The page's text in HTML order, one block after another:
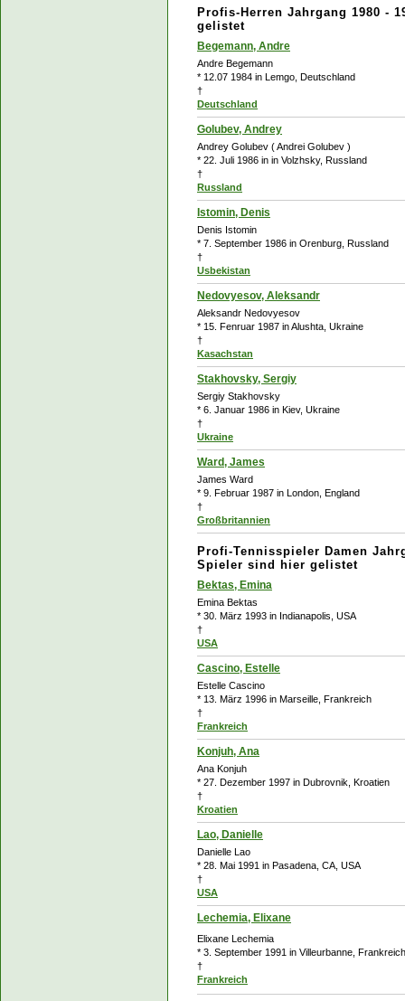
Profis-Herren Jahrgang 1980 -
gelistet
Begemann, Andre
Andre Begemann
* 12.07 1984 in Lemgo, Deutschland
†
Deutschland
Golubev, Andrey
Andrey Golubev ( Andrei Golubev )
* 22. Juli 1986 in in Volzhsky, Russland
†
Russland
Istomin, Denis
Denis Istomin
* 7. September 1986 in Orenburg, Russland
†
Usbekistan
Nedovyesov, Aleksandr
Aleksandr Nedovyesov
* 15. Fenruar 1987 in Alushta, Ukraine
†
Kasachstan
Stakhovsky, Sergiy
Sergiy Stakhovsky
* 6. Januar 1986 in Kiev, Ukraine
†
Ukraine
Ward, James
James Ward
* 9. Februar 1987 in London, England
†
Großbritannien
Profi-Tennisspieler Damen
Spieler sind hier gelistet
Bektas, Emina
Emina Bektas
* 30. März 1993 in Indianapolis, USA
†
USA
Cascino, Estelle
Estelle Cascino
* 13. März 1996 in Marseille, Frankreich
†
Frankreich
Konjuh, Ana
Ana Konjuh
* 27. Dezember 1997 in Dubrovnik, Kroatien
†
Kroatien
Lao, Danielle
Danielle Lao
* 28. Mai 1991 in Pasadena, CA, USA
†
USA
Lechemia, Elixane
Elixane Lechemia
* 3. September 1991 in Villeurbanne, Frankreich
†
Frankreich